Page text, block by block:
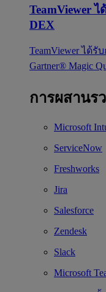
TeamViewer
DEX
TeamViewer ได้
Gartner® Magic
การผสาน
Microsoft
ServiceNow
Freshworks
Jira
Salesforce
Zendesk
Slack
Microsoft